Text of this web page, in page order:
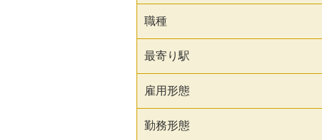
職種
最寄り駅
雇用形態
勤務形態